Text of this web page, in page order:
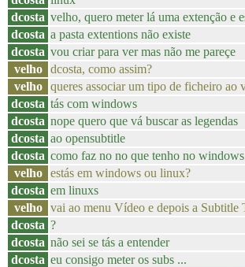
dcosta velho, quero meter lá uma extenção e
dcosta a pasta extentions não existe
dcosta vou criar para ver mas não me pareçe
velho
dcosta, como assim?
velho
queres associar um tipo de ficheiro ao
dcosta tás com windows
dcosta nope quero que vá buscar as legendas
dcosta ao opensubtitle
dcosta como faz no no que tenho no windows
velho
estás em windows ou linux?
dcosta em linuxs
velho
vai ao menu Vídeo e depois a Subtitle
dcosta ?
dcosta não sei se tás a entender
dcosta eu consigo meter os subs ...